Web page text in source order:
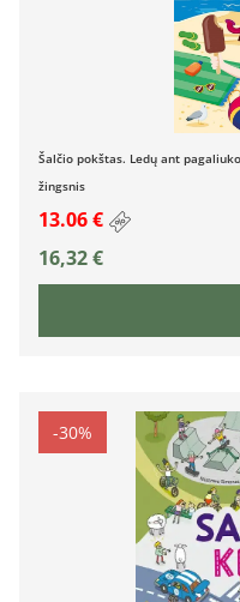
Šalčio pokštas. Ledų ant
žingsnis
13.06 €
16,32€
-30%